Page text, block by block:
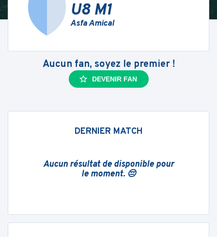
U8 M1
Asfa Amical
Aucun fan, soyez le premier !
DEVENIR FAN
DERNIER MATCH
Aucun résultat de disponible pour
le moment. 😔